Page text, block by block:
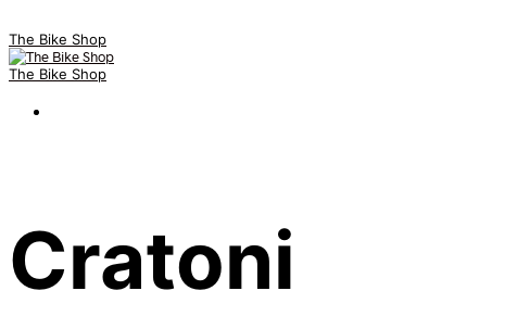
The Bike Shop
The Bike Shop
Cratoni